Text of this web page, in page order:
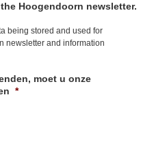
Hoogendoorn newsletter.
being stored and used for
newsletter and information
moet u onze
*